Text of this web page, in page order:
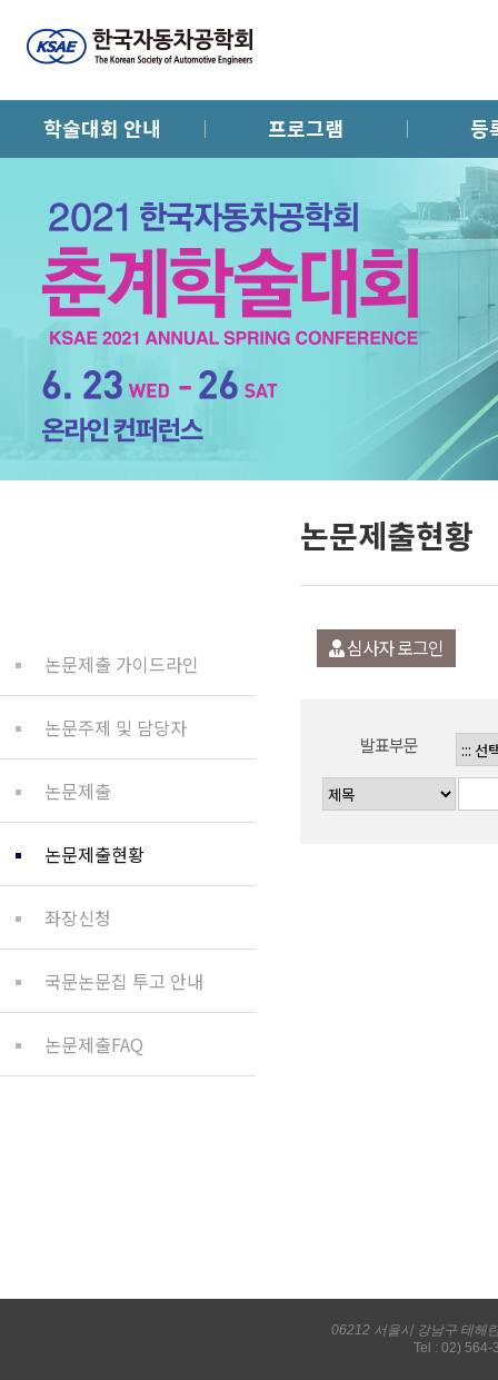
학술대회 안내 프로그램 등
논문제출현황
논문제출 가이드라인
논문주제 및 담당자
논문제출
논문제출현황
좌장신청
국문논문집 투고 안내
논문제출FAQ
심사자 로그인
발표부문
06212 서울시 강남구 테헤
Tel : 02) 564-